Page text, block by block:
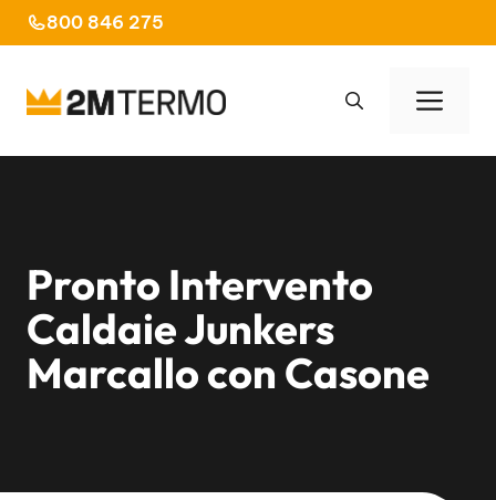
al
800 846 275
Pronto Intervento
Caldaie Junkers
Marcallo con Casone